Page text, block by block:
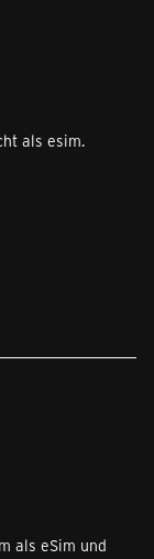
als esim.
als eSim und